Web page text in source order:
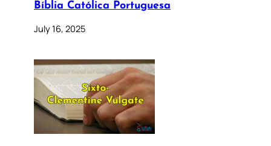
Bíblia Católica Portuguesa
July 16, 2025